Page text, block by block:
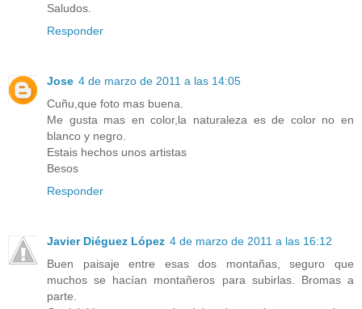
Saludos.
Responder
Jose 4 de marzo de 2011 a las 14:05
Cuñu,que foto mas buena.
Me gusta mas en color,la naturaleza es de color no en
blanco y negro.
Estais hechos unos artistas
Besos
Responder
Javier Diéguez López 4 de marzo de 2011 a las 16:12
Buen paisaje entre esas dos montañas, seguro que
muchos se hacían montañeros para subirlas. Bromas a
parte.